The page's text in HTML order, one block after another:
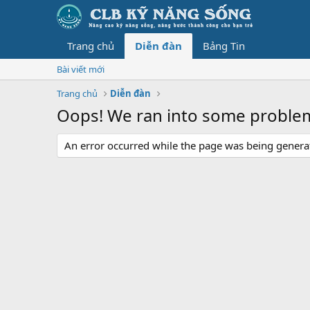
Trang chủ Diễn đàn Bảng Tin
Bài viết mới
Trang chủ
Diễn đàn
Oops! We ran into some
An error occurred while the page was being